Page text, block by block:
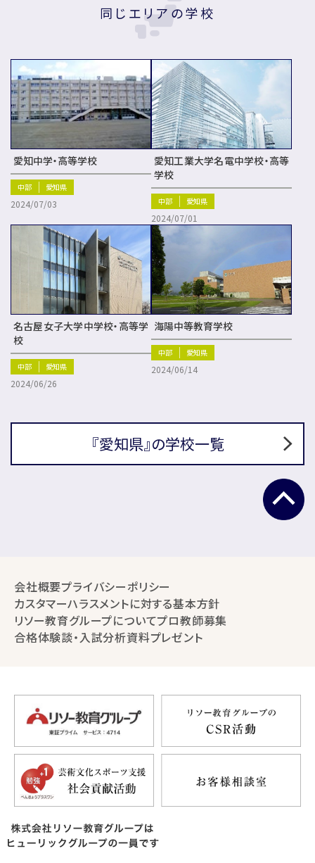
同じエリアの学校
愛知中学・高等学校
中部 愛知県
2024/07/03
愛知工業大学名電中学校・高等
学校
中部 愛知県
2024/07/01
名古屋女子大学中学校・高等学
校
中部 愛知県
2024/06/26
海陽中等教育学校
中部 愛知県
2024/06/14
『愛知県』の学校一覧
会社概要プライバシーポリシー
カスタマーハラスメントに対する基本方針
リソー教育グループについてプロ教師募集
合格体験談・入試分析資料プレゼント